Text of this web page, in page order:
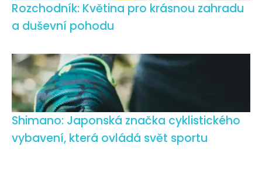
Rozchodník: Květina pro krásnou zahradu
a duševní pohodu
Shimano: Japonská značka cyklistického
vybavení, která ovládá svět sportu